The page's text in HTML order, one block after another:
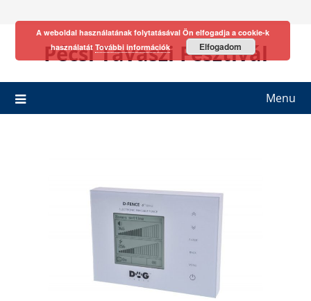
Pécsi Tavaszi Fesztivál
Menu
A weboldal használatának folytatásával Ön elfogadja a cookie-k
használatát További információk Elfogadom